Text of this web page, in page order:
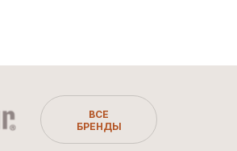
ВСЕ
БРЕНДЫ